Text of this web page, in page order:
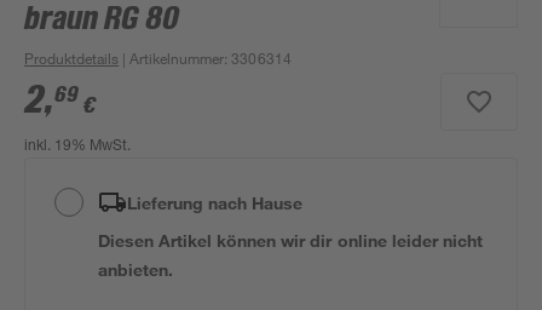
braun RG 80
Produktdetails | Artikelnummer:3306314
2,69 €
inkl. 19% MwSt.
Lieferung nach Hause
Diesen Artikel können wir dir online leider nicht
anbieten.